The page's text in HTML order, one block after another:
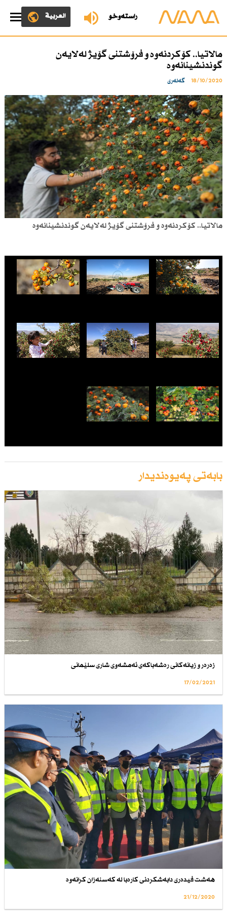
ڕاستەوخۆ العربية
مالاتیا.. كۆكردنه‌وه‌ و فرۆشتنی گۆیژ له‌لایه‌ن
گوندنشینانه‌وه‌
18/10/2020 گەلەری
مالاتیا.. كۆكردنه‌وه‌ و فرۆشتنی گۆیژ له‌لایه‌ن گوندنشینانه‌وه‌
بابەتی پەیوەندیدار
زه‌ره‌ر و زیانه‌كانی ره‌شه‌باكه‌ی ئه‌مشه‌وی شاری سلێمانی
17/02/2021
هەشت فیدەری دابەشکردنی کارەبا لە کەسنەزان کرانەوە
21/12/2020